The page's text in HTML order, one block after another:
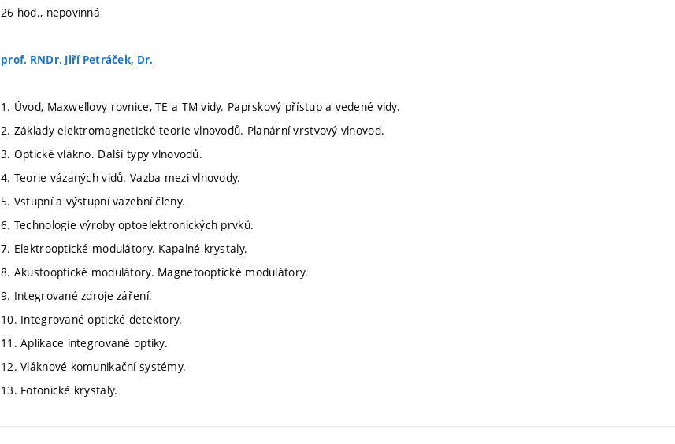
26 hod., nepovinná
prof. RNDr. Jiří Petráček, Dr.
1. Úvod, Maxwellovy rovnice, TE a TM vidy. Paprskový přístup a vedené vidy.
2. Základy elektromagnetické teorie vlnovodů. Planární vrstvový vlnovod.
3. Optické vlákno. Další typy vlnovodů.
4. Teorie vázaných vidů. Vazba mezi vlnovody.
5. Vstupní a výstupní vazební členy.
6. Technologie výroby optoelektronických prvků.
7. Elektrooptické modulátory. Kapalné krystaly.
8. Akustooptické modulátory. Magnetooptické modulátory.
9. Integrované zdroje záření.
10. Integrované optické detektory.
11. Aplikace integrované optiky.
12. Vláknové komunikační systémy.
13. Fotonické krystaly.